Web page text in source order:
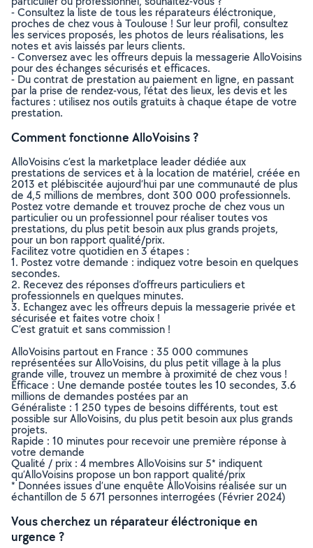
- Consultez la liste de tous les réparateurs éléctronique,
proches de chez vous à Toulouse ! Sur leur profil, consultez
les services proposés, les photos de leurs réalisations, les
notes et avis laissés par leurs clients.
- Conversez avec les offreurs depuis la messagerie AlloVoisins
pour des échanges sécurisés et efficaces.
- Du contrat de prestation au paiement en ligne, en passant
par la prise de rendez-vous, l’état des lieux, les devis et les
factures : utilisez nos outils gratuits à chaque étape de votre
prestation.
Comment fonctionne AlloVoisins ?
AlloVoisins c’est la marketplace leader dédiée aux
prestations de services et à la location de matériel, créée en
2013 et plébiscitée aujourd’hui par une communauté de plus
de 4,5 millions de membres, dont 300 000 professionnels.
Postez votre demande et trouvez proche de chez vous un
particulier ou un professionnel pour réaliser toutes vos
prestations, du plus petit besoin aux plus grands projets,
pour un bon rapport qualité/prix.
Facilitez votre quotidien en 3 étapes :
1. Postez votre demande : indiquez votre besoin en quelques
secondes.
2. Recevez des réponses d’offreurs particuliers et
professionnels en quelques minutes.
3. Echangez avec les offreurs depuis la messagerie privée et
sécurisée et faites votre choix !
C’est gratuit et sans commission !
AlloVoisins partout en France : 35 000 communes
représentées sur AlloVoisins, du plus petit village à la plus
grande ville, trouvez un membre à proximité de chez vous !
Efficace : Une demande postée toutes les 10 secondes, 3.6
millions de demandes postées par an
Généraliste : 1 250 types de besoins différents, tout est
possible sur AlloVoisins, du plus petit besoin aux plus grands
projets.
Rapide : 10 minutes pour recevoir une première réponse à
votre demande
Qualité / prix : 4 membres AlloVoisins sur 5* indiquent
qu’AlloVoisins propose un bon rapport qualité/prix
* Données issues d’une enquête AlloVoisins réalisée sur un
échantillon de 5 671 personnes interrogées (Février 2024)
Vous cherchez un réparateur éléctronique en
urgence ?